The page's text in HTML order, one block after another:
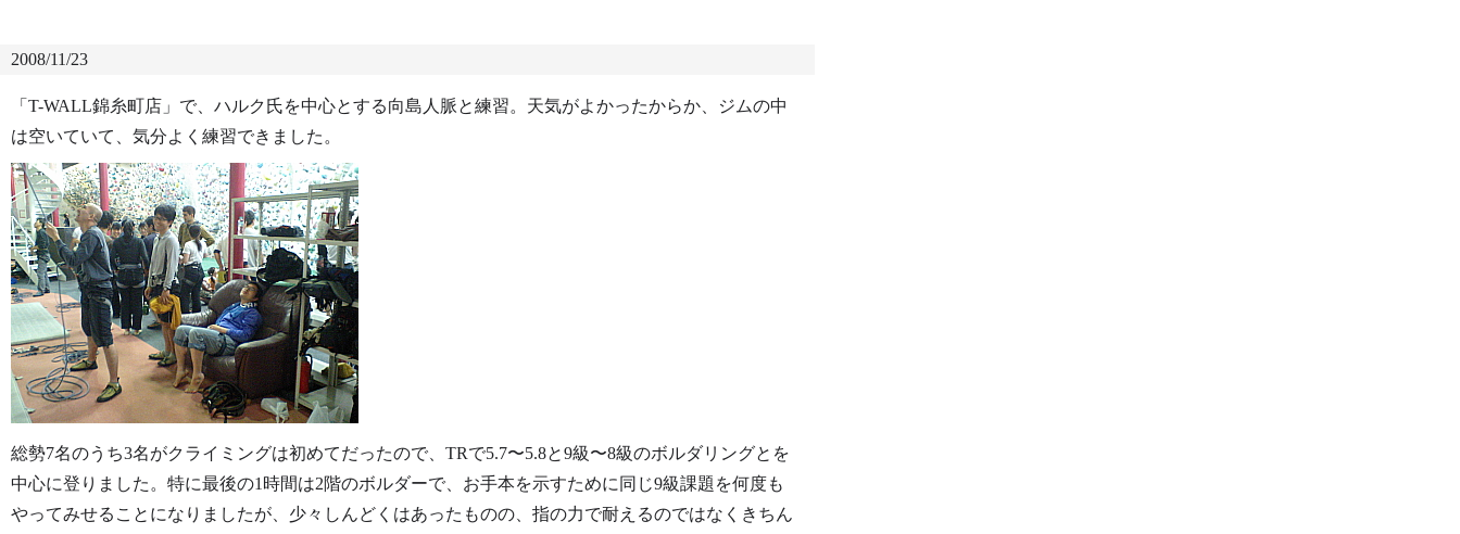
2008/11/23
「T-WALL錦糸町店」で、ハルク氏を中心とする向島人脈と練習。天気がよかったからか、ジムの中
は空いていて、気分よく練習できました。
総勢7名のうち3名がクライミングは初めてだったので、TRで5.7〜5.8と9級〜8級のボルダリングとを
中心に登りました。特に最後の1時間は2階のボルダーで、お手本を示すために同じ9級課題を何度も
やってみせることになりましたが、少々しんどくはあったものの、指の力で耐えるのではなくきちん